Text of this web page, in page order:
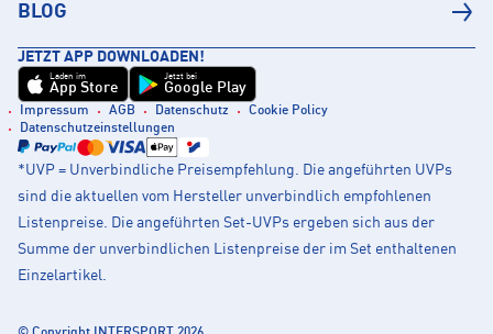
BLOG
JETZT APP DOWNLOADEN!
Laden im
App Store
Jetzt bei
Google Play
Impressum AGB Datenschutz
Cookie Policy
Datenschutzeinstellungen
*UVP = Unverbindliche Preisempfehlung. Die angeführten UVPs
sind die aktuellen vom Hersteller unverbindlich empfohlenen
Listenpreise. Die angeführten Set-UVPs ergeben sich aus der
Summe der unverbindlichen Listenpreise der im Set enthaltenen
Einzelartikel.